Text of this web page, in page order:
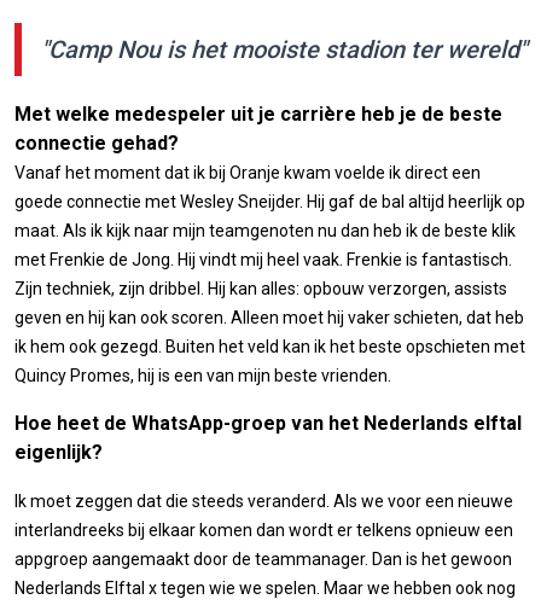
"Camp Nou is het mooiste stadion ter wereld"
Met welke medespeler uit je carrière heb je de beste
connectie gehad?
Vanaf het moment dat ik bij Oranje kwam voelde ik direct een
goede connectie met Wesley Sneijder. Hij gaf de bal altijd heerlijk op
maat. Als ik kijk naar mijn teamgenoten nu dan heb ik de beste klik
met Frenkie de Jong. Hij vindt mij heel vaak. Frenkie is fantastisch.
Zijn techniek, zijn dribbel. Hij kan alles: opbouw verzorgen, assists
geven en hij kan ook scoren. Alleen moet hij vaker schieten, dat heb
ik hem ook gezegd. Buiten het veld kan ik het beste opschieten met
Quincy Promes, hij is een van mijn beste vrienden.
Hoe heet de WhatsApp-groep van het Nederlands elftal
eigenlijk?
Ik moet zeggen dat die steeds veranderd. Als we voor een nieuwe
interlandreeks bij elkaar komen dan wordt er telkens opnieuw een
appgroep aangemaakt door de teammanager. Dan is het gewoon
Nederlands Elftal x tegen wie we spelen. Maar we hebben ook nog